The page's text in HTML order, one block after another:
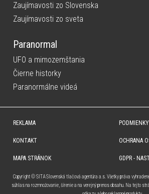
Zaujímavosti zo Slovenska
Zaujímavosti zo sveta
Paranormal
UFO a mimozemštania
Čierne historky
Paranormálne videá
REKLAMA
KONTAKT
MAPA STRÁNOK
OCHRANA
GDPR -
Copyright © SITA Slovenská tlačová agentúra a.s. Všetky práva
súhlas na rozmnožovanie, šírenie a na verejný prenos obsahu. Na tejto